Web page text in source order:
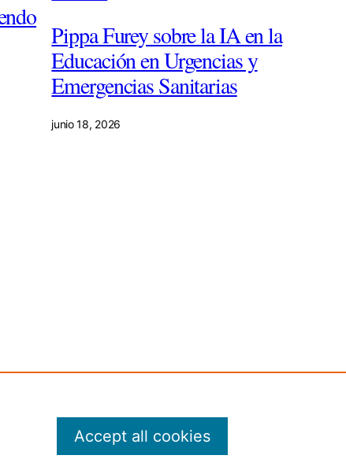
Pippa Furey sobre la IA en la
Educación en Urgencias y
Emergencias Sanitarias
junio 18, 2026
AI training, and similar
Accept all cookies